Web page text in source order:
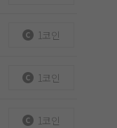
1코인
1코인
1코인